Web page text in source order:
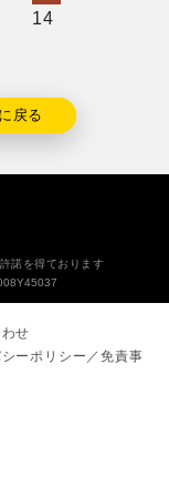
14
戻る
諾を得ております
せ
ーポリシー／免責事